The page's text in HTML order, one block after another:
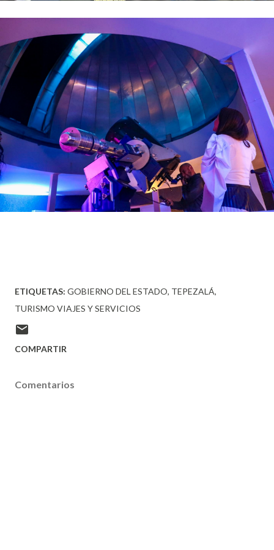
ETIQUETAS: GOBIERNO DEL ESTADO TEPEZALÁ
TURISMO VIAJES Y SERVICIOS
COMPARTIR
Comentarios